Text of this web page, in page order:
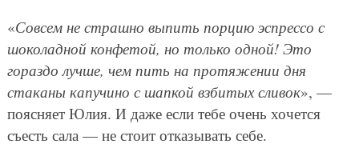
«Совсем не страшно выпить порцию эспрессо с
шоколадной конфетой, но только одной! Это
гораздо лучше, чем пить на протяжении дня
стаканы капучино с шапкой взбитых сливок», —
поясняет Юлия. И даже если тебе очень хочется
съесть сала — не стоит отказывать себе.